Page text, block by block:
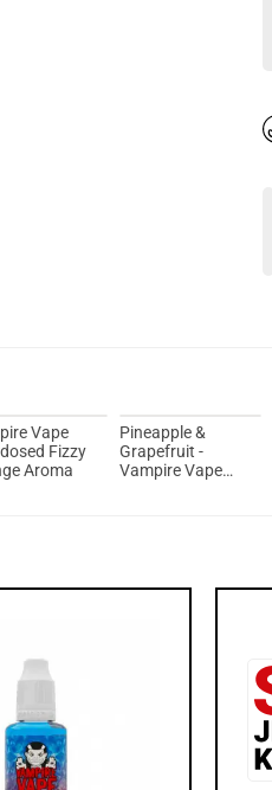
Vape
Fizzy
Aroma
Pineapple &
Grapefruit -
Vampire Vape